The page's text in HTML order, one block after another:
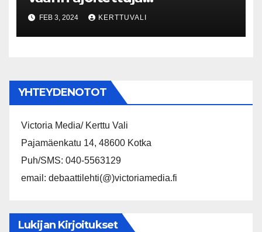
sopeutustoimia, tärkeintä
tuottavuuden ja työllisyyden
kasvun edellytysten
FEB 3, 2024 KERTTUVALI
YHTEYDENOTOT
Victoria Media/ Kerttu Vali
Pajamäenkatu 14, 48600 Kotka
Puh/SMS: 040-5563129
email: debaattilehti(@)victoriamedia.fi
Lukijan Kirjoitukset